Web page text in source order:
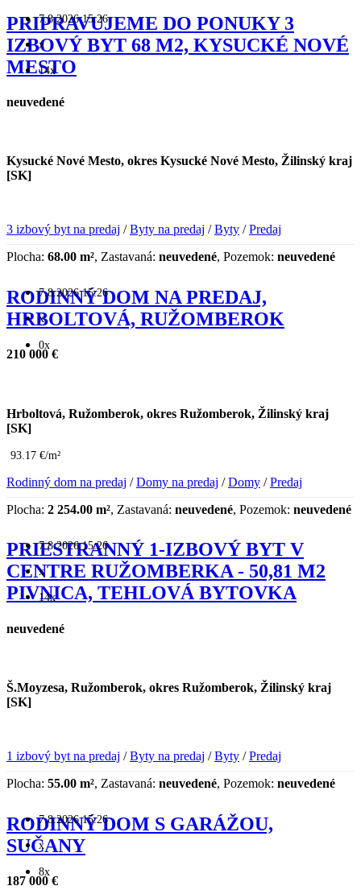
7.8.2026 15:26
x
14x
PRIPRAVUJEME DO PONUKY 3
IZBOVÝ BYT 68 M2, KYSUCKÉ NOVÉ
MESTO
neuvedené
Kysucké Nové Mesto, okres Kysucké Nové Mesto, Žilinský kraj
[SK]
3 izbový byt na predaj /Byty na predaj /Byty /Predaj
Plocha: 68.00 m², Zastavaná: neuvedené, Pozemok: neuvedené
7.8.2026 15:26
x
0x
RODINNÝ DOM NA PREDAJ,
HRBOLTOVÁ, RUŽOMBEROK
210 000 €
Hrboltová, Ružomberok, okres Ružomberok, Žilinský kraj
[SK]
93.17 €/m²
Rodinný dom na predaj /Domy na predaj /Domy /Predaj
Plocha: 2 254.00 m², Zastavaná: neuvedené, Pozemok: neuvedené
7.8.2026 15:26
x
14x
PRIESTRANNÝ 1-IZBOVÝ BYT V
CENTRE RUŽOMBERKA - 50,81 M2
PIVNICA, TEHLOVÁ BYTOVKA
neuvedené
Š.Moyzesa, Ružomberok, okres Ružomberok, Žilinský kraj
[SK]
1 izbový byt na predaj /Byty na predaj /Byty /Predaj
Plocha: 55.00 m², Zastavaná: neuvedené, Pozemok: neuvedené
7.8.2026 15:26
x
8x
RODINNÝ DOM S GARÁŽOU,
SUČANY
187 000 €